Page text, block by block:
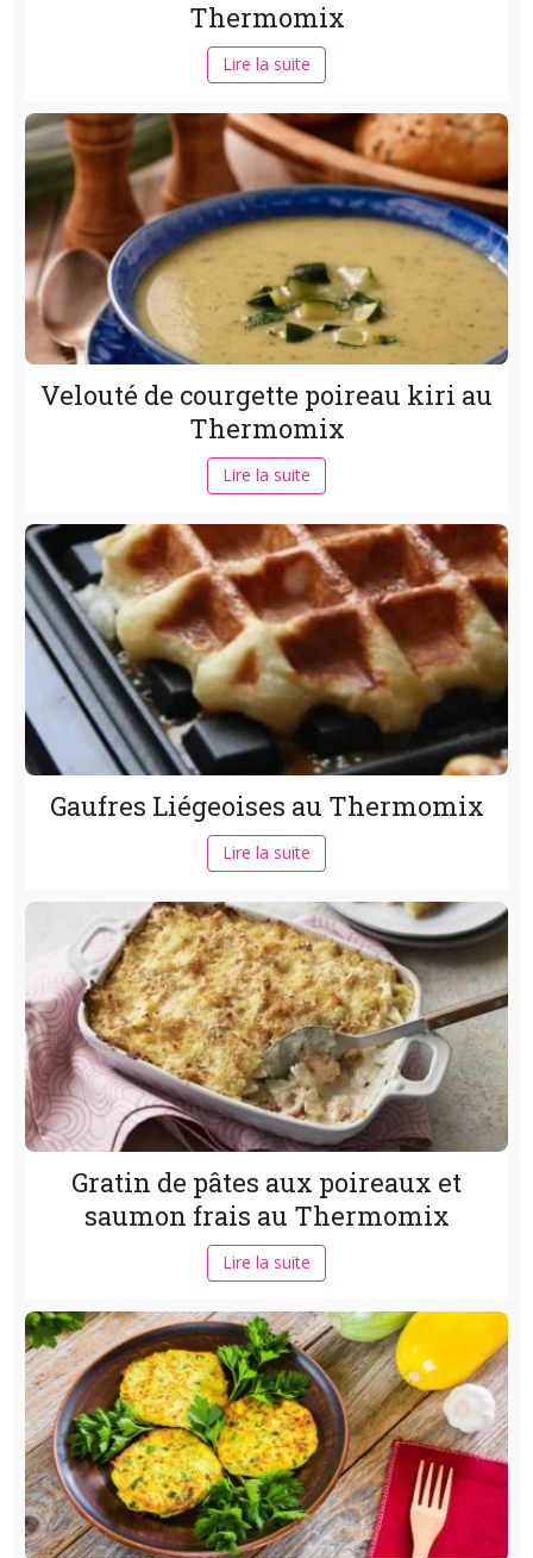
Thermomix
Lire la suite
Velouté de courgette poireau kiri au
Thermomix
Lire la suite
Gaufres Liégeoises au Thermomix
Lire la suite
Gratin de pâtes aux poireaux et
saumon frais au Thermomix
Lire la suite